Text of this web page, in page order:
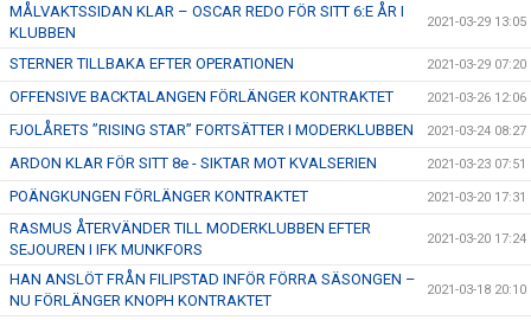
MÅLVAKTSSIDAN KLAR – OSCAR REDO FÖR SITT 6:E ÅR I
KLUBBEN
2021-03-29 13:05
STERNER TILLBAKA EFTER OPERATIONEN 2021-03-29 07:20
OFFENSIVE BACKTALANGEN FÖRLÄNGER KONTRAKTET 2021-03-26 12:06
FJOLÅRETS ”RISING STAR” FORTSÄTTER I MODERKLUBBEN 2021-03-24 08:27
ARDON KLAR FÖR SITT 8e - SIKTAR MOT KVALSERIEN 2021-03-23 07:51
POÄNGKUNGEN FÖRLÄNGER KONTRAKTET 2021-03-20 17:31
RASMUS ÅTERVÄNDER TILL MODERKLUBBEN EFTER
SEJOUREN I IFK MUNKFORS
2021-03-20 17:24
HAN ANSLÖT FRÅN FILIPSTAD INFÖR FÖRRA SÄSONGEN –
NU FÖRLÄNGER KNOPH KONTRAKTET
2021-03-18 20:10